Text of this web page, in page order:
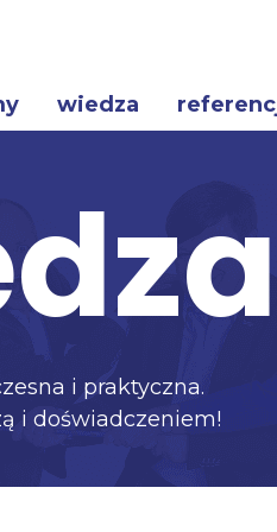
wiedza
i praktyczna.
i doświadczeniem!